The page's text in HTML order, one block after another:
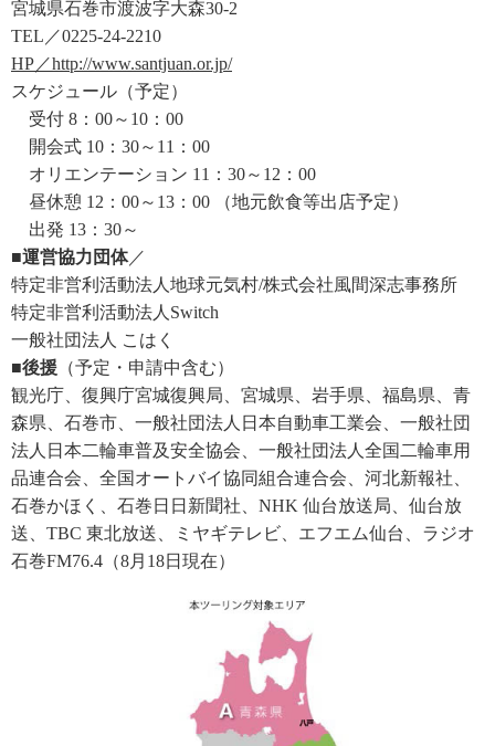
宮城県石巻市渡波字大森30-2
TEL／0225-24-2210
HP／http://www.santjuan.or.jp/
スケジュール（予定）
受付 8：00～10：00
開会式 10：30～11：00
オリエンテーション 11：30～12：00
昼休憩 12：00～13：00 （地元飲食等出店予定）
出発 13：30～
■運営協力団体／
特定非営利活動法人地球元気村/株式会社風間深志事務所
特定非営利活動法人Switch
一般社団法人 こはく
■後援 （予定・申請中含む）
観光庁、復興庁宮城復興局、宮城県、岩手県、福島県、青
森県、石巻市、一般社団法人日本自動車工業会、一般社団
法人日本二輪車普及安全協会、一般社団法人全国二輪車用
品連合会、全国オートバイ協同組合連合会、河北新報社、
石巻かほく、石巻日日新聞社、NHK 仙台放送局、仙台放
送、TBC 東北放送、ミヤギテレビ、エフエム仙台、ラジオ
石巻FM76.4（8月18日現在）